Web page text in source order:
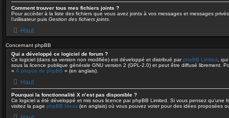
Comment trouver tous mes fichiers joints ?
Pour accéder à la liste des fichiers que vous avez joints à vos messages et messages
l’utilisateur puis Gestion des fichiers joints
Haut
Concernant phpBB
Qui a développé ce logiciel de forum ?
Ce logiciel (dans sa version non modifiée) est développé et distribué parphpBB Limited ,
sous la licence publique générale GNU version 2 (GPL-2.0) et peut être diffusé librement.
« À propos de phpBB » (en anglais).
Haut
Pourquoi la fonctionnalité X n’est pas disponible ?
Ce logiciel a été développé et mis sous licence par phpBB Limited. Si vous pensez qu’une
visitez la page phpBB Ideas (en anglais) où vous pouvez voter pour des idées proposées